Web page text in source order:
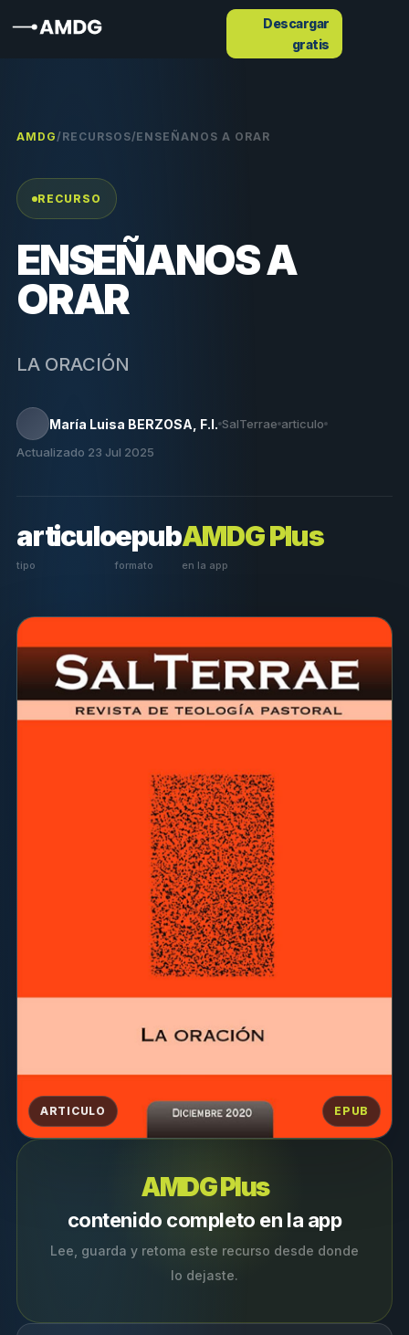
Descargar
gratis
AMDG/RECURSOS/ENSEÑANOS A ORAR
RECURSO
ENSEÑANOS A
ORAR
LA ORACIÓN
María Luisa BERZOSA, F.I. SalTerrae articulo
Actualizado 23 Jul 2025
articulo
tipo
epub
formato
AMDG Plus
en la app
ARTICULO EPUB
AMDG Plus
contenido completo en la app
Lee, guarda y retoma este recurso desde donde
lo dejaste.